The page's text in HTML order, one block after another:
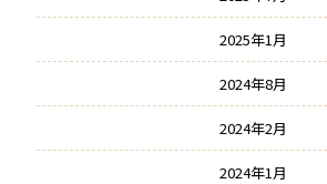
2025年1月
2024年8月
2024年2月
2024年1月